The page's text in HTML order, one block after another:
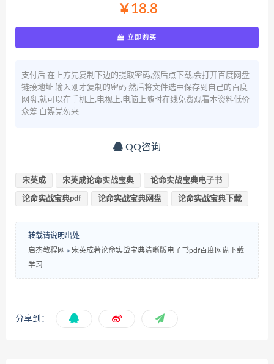
￥18.8
立即购买
支付后 在上方先复制下边的提取密码,然后点下载,会打开百度网盘
链接地址 输入刚才复制的密码 然后将文件选中保存到自己的百度
网盘,就可以在手机上,电视上,电脑上随时在线免费观看本资料低价
众筹 白嫖党勿来
QQ咨询
宋英成 宋英成论命实战宝典 论命实战宝典电子书
论命实战宝典pdf 论命实战宝典网盘 论命实战宝典下载
转载请说明出处
启杰教程网 » 宋英成著论命实战宝典清晰版电子书pdf百度网盘下载
学习
分享到：